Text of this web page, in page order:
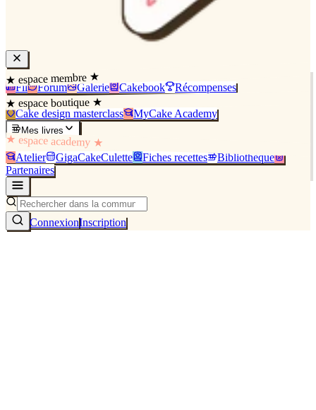
★ espace membre ★
Fil Forum Galerie Cakebook Récompenses
★ espace boutique ★
Cake design masterclass MyCake Academy
Mes livres
★ espace academy ★
Atelier GigaCakeCulette Fiches recettes
Bibliothèque
Partenaires
ConnexionInscription